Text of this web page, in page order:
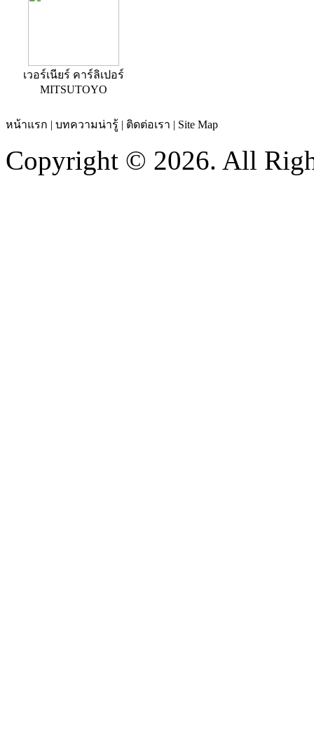
เวอร์เนียร์ คาร์ลิเปอร์
MITSUTOYO
หน้าแรก | บทความน่ารู้ | ติดต่อเรา | Site Map
Copyright © 2026. All